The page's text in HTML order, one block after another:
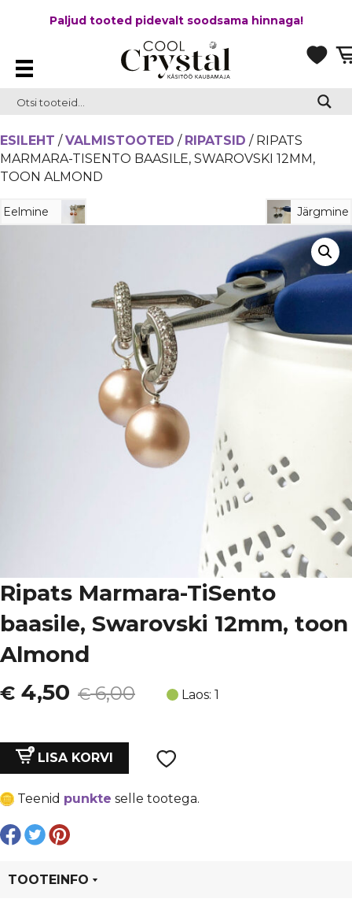
Paljud tooted pidevalt soodsama hinnaga!
ESILEHT / VALMISTOOTED / RIPATSID / RIPATS
MARMARA-TISENTO BAASILE, SWAROVSKI 12MM,
TOON ALMOND
Eelmine Järgmine
Ripats Marmara-TiSento
baasile, Swarovski 12mm, toon
Almond
€6,00
Algne
oli:
€ 6,00.
€ 4,50
Current
is:
€ 4,50.
Laos: 1
Ripats
baasile,
Swarovski
12mm,
Almond
LISA KORVI
Teenid punkte selle tootega.
TOOTEINFO